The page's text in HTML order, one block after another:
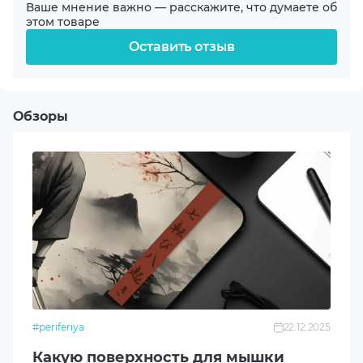
Прямоугольный
Резина
Материал поверхности
Рабочая поверхность
Односторонний
Толщина, мм
Наличие подсветки
Без подсветки
Ваше мнение важно — расскажите, что думаете об
этом товаре
Оставить отзыв
Обзоры
#periferiya 22.12.2025
Какую поверхность для мышки